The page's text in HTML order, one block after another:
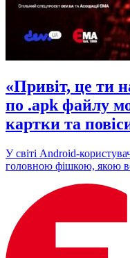
«Привіт, це ти
по .apk файлу
картки та
У світі Android-
головною фішкою, якою